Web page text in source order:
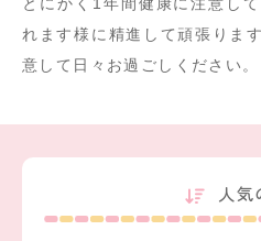
れます様に精進して頑張りま
意して日々お過ごしください。
人気